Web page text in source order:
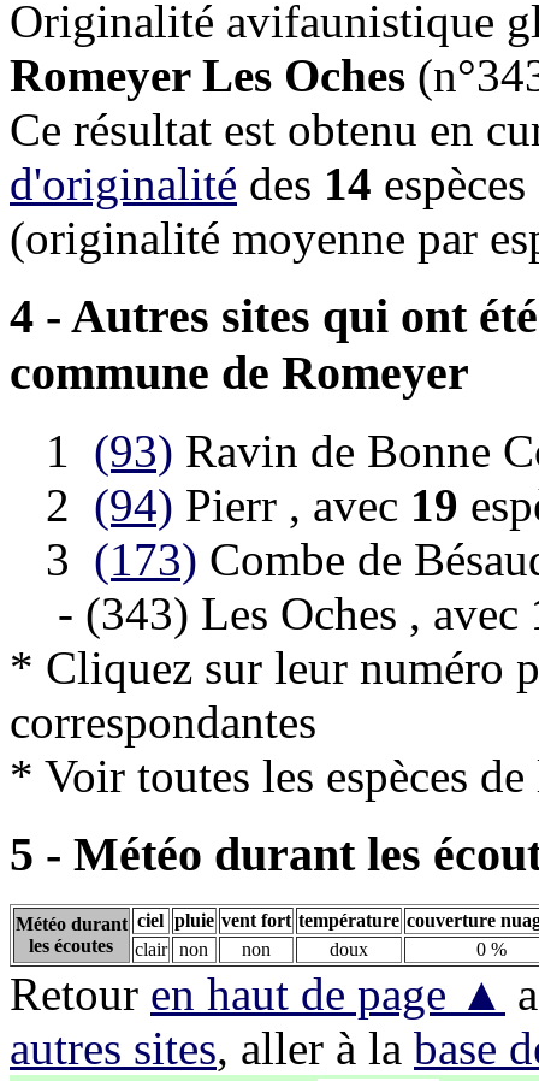
Originalité avifaunistique
Romeyer Les Oches
Ce résultat est obtenu en
d'originalité des 14
(originalité moyenne par
4 - Autres sites qui ont
commune de Romeyer
1 (93) Ravin de Bonne
2 (94) Pierr , avec 19
3 (173) Combe de
- (343) Les Oches , avec
* Cliquez sur leur numéro
correspondantes
* Voir toutes les espèces
5 - Météo durant les
Météo durant
les écoutes
ciel pluie vent fort température couverture
clair
non non doux 0 %
Retour en haut de page ▲
autres sites, aller à la base